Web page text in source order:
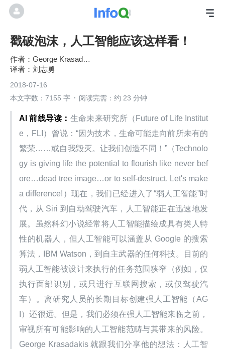
戳破泡沫，人工智能应该这样看！
George Krasadakis
刘志勇
2018-07-16
本文字数：7155 字
阅读完需：约 23 分钟
AI 前线导读： 生命未来研究所（Future of Life Institut
e，FLI）曾说：“因为技术，生命可能走向前所未有的
繁荣……或自我毁灭。让我们创造不同！”（Technolo
gy is giving life the potential to flourish like never bef
ore…dead tree image…or to self-destruct. Let's make
a difference!）现在，我们已经进入了“弱人工智能”时
代，从 Siri 到自动驾驶汽车，人工智能正在迅速地发
展。虽然科幻小说经常将人工智能描绘成具有类人特
性的机器人，但人工智能可以涵盖从 Google 的搜索
算法，IBM Watson，到自主武器的任何科技。目前的
弱人工智能被设计来执行的任务范围狭窄（例如，仅
执行面部识别，或只进行互联网搜索，或仅驾驶汽
车）。离研究人员的长期目标创建强人工智能（AG
I）还很远。但是，我们必须在强人工智能来临之前，
审视所有可能影响的人工智能范畴与其带来的风险。
George Krasadakis 就跟我们分享他的想法：人工智